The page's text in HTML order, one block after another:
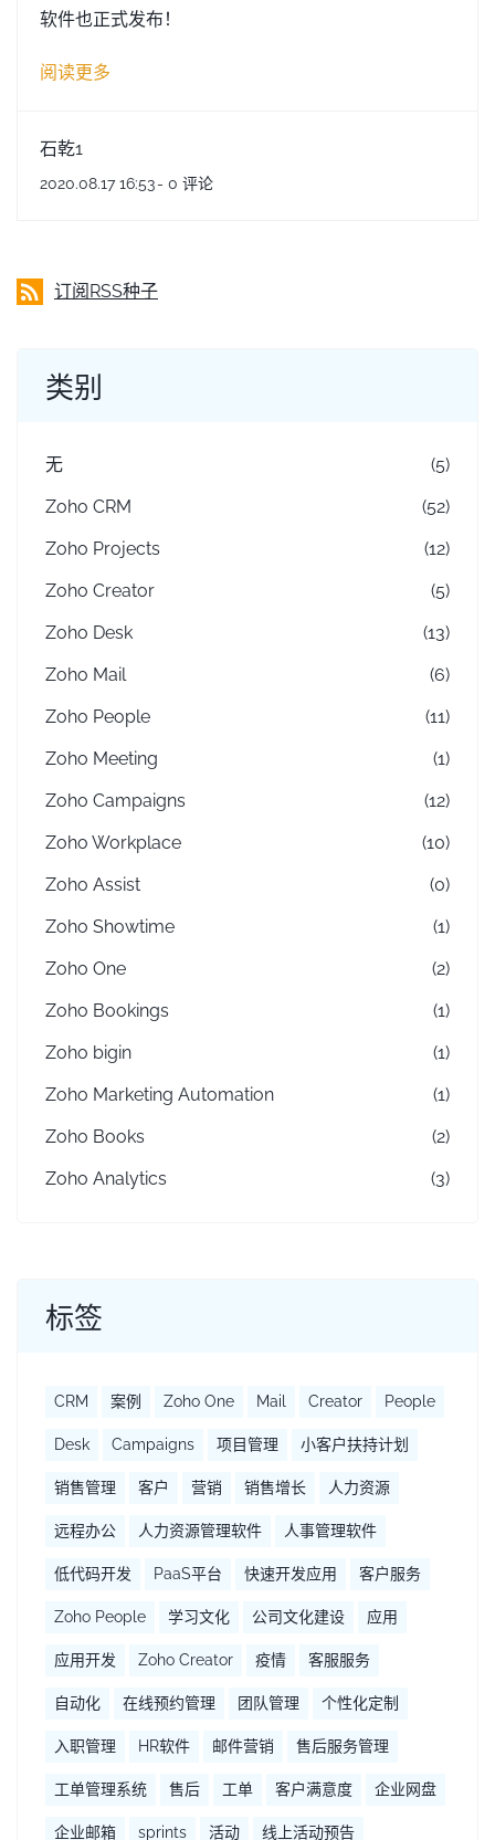
软件也正式发布！
阅读更多
石乾1
2020.08.17 16:53- 0 评论
订阅RSS种子
类别
无
(5)
Zoho CRM
(52)
Zoho Projects
(12)
Zoho Creator
(5)
Zoho Desk
(13)
Zoho Mail
(6)
Zoho People
(11)
Zoho Meeting
(1)
Zoho Campaigns
(12)
Zoho Workplace
(10)
Zoho Assist
(0)
Zoho Showtime
(1)
Zoho One
(2)
Zoho Bookings
(1)
Zoho bigin
(1)
Zoho Marketing Automation
(1)
Zoho Books
(2)
Zoho Analytics
(3)
标签
CRM 案例 Zoho One Mail Creator People
Desk Campaigns 项目管理 小客户扶持计划
销售管理 客户 营销 销售增长 人力资源
远程办公 人力资源管理软件 人事管理软件
低代码开发 PaaS平台 快速开发应用 客户服务
Zoho People 学习文化 公司文化建设 应用
应用开发 Zoho Creator 疫情 客服服务
自动化 在线预约管理 团队管理 个性化定制
入职管理 HR软件 邮件营销 售后服务管理
工单管理系统 售后 工单 客户满意度 企业网盘
企业邮箱 sprints 活动 线上活动预告